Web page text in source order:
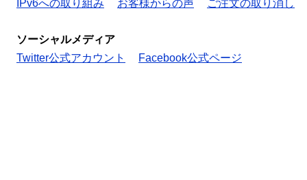
IPv6への取り組み
お客様からの声 ご注文の取り消し
ソーシャルメディア
Twitter公式アカウント
Facebook公式ページ